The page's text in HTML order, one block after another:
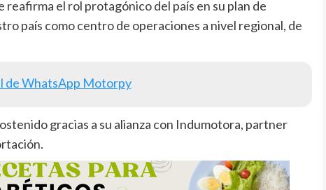
reafirma el rol protagónico del país en su plan de
país como centro de operaciones a nivel regional, de
de WhatsApp Motorpy
gracias a su alianza con Indumotora, partner